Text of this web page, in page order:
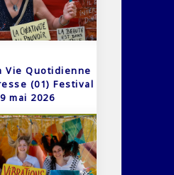
Vie Quotidienne
(01) Festival
mai 2026